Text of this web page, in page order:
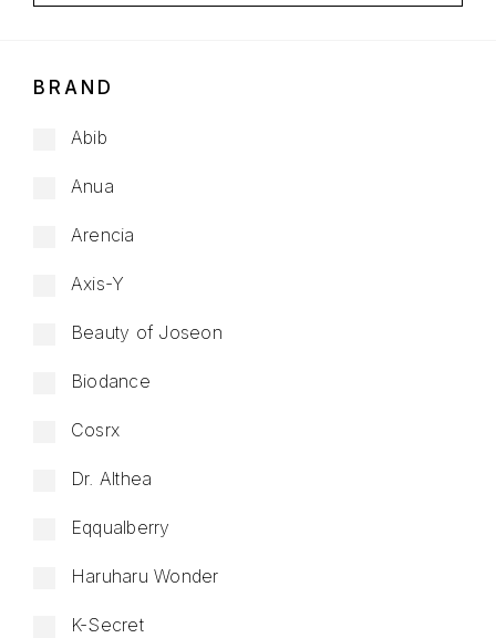
BRAND
Abib
Anua
Arencia
Axis-Y
Beauty of Joseon
Biodance
Cosrx
Dr. Althea
Eqqualberry
Haruharu Wonder
K-Secret